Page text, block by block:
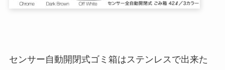
センサー自動開閉式ゴミ箱はステンレスで出来た